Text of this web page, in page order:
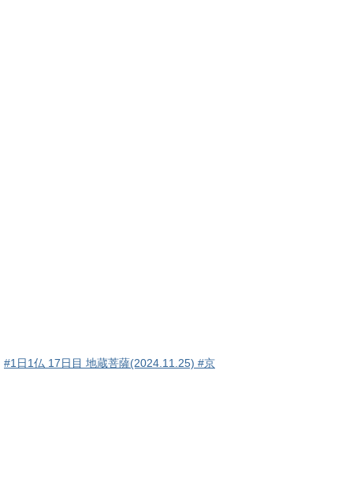
#1日1仏 17日目 地蔵菩薩(2024.11.25) #京